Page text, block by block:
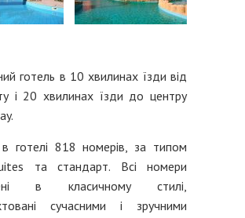
готель в 10 хвилинах їзди від
і 20 хвилинах їзди до центру
готелі 818 номерів, за типом
та стандарт. Всі номери
в класичному стилі,
сучасними і зручними